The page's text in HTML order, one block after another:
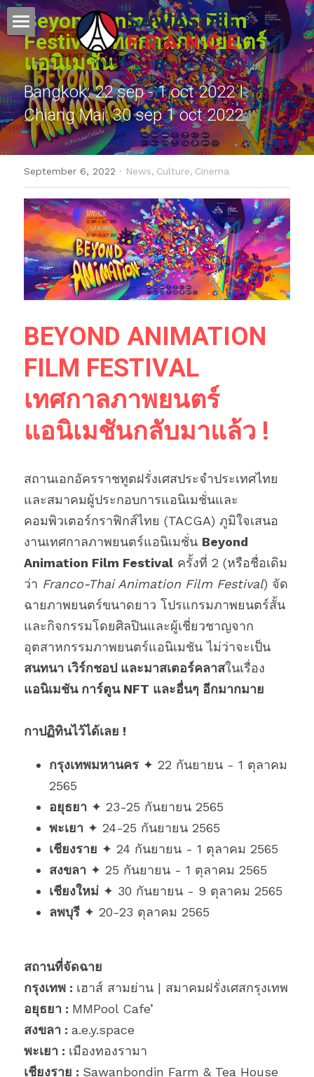
Where France and Thailand meet!
Home - หน้าหลัก
Culture - วัฒนธรรม
Français - ภาษาฝรั่งเศส
Science&Education - วิทยาศาสตร์
Press & Partners
POWERED BY
Beyond Animation Film
Festival เทศกาลภาพยนตร์
แอนิเมชั่น
Bangkok: 22 sep - 1 oct 2022 I
Chiang Mai: 30 sep 1 oct 2022
September 6, 2022 · News, Culture, Cinema
BEYOND ANIMATION
FILM FESTIVAL
เทศกาลภาพยนตร์
แอนิเมชันกลับมาแล้ว !
สถานเอกอัครราชทูตฝรั่งเศสประจำประเทศไทย
และสมาคมผู้ประกอบการแอนิเมชั่นและ
คอมพิวเตอร์กราฟิกส์ไทย (TACGA) ภูมิใจเสนอ
งานเทศกาลภาพยนตร์แอนิเมชั่น Beyond
Animation Film Festival ครั้งที่ 2 (หรือชื่อเดิม
ว่า Franco-Thai Animation Film Festival) จัด
ฉายภาพยนตร์ขนาดยาว โปรแกรมภาพยนตร์สั้น
และกิจกรรมโดยศิลปินและผู้เชี่ยวชาญจาก
สนทนา เวิร์กชอป และมาสเตอร์คลาสในเรื่อง
แอนิเมชัน การ์ตูน NFT และอื่นๆ อีกมากมาย
กาปฏิทินไว้ได้เลย !
กรุงเทพมหานคร ✦ 22 กันยายน - 1 ตุลาคม
2565
อยุธยา ✦ 23-25 กันยายน 2565
พะเยา ✦ 24-25 กันยายน 2565
เชียงราย ✦ 24 กันยายน - 1 ตุลาคม 2565
สงขลา ✦ 25 กันยายน - 1 ตุลาคม 2565
เชียงใหม่ ✦ 30 กันยายน - 9 ตุลาคม 2565
ลพบุรี ✦ 20-23 ตุลาคม 2565
สถานที่จัดฉาย
กรุงเทพ : เฮาส์ สามย่าน | สมาคมฝรั่งเศสกรุงเทพ
อยุธยา : MMPool Cafe’
สงขลา : a.e.y.space
พะเยา : เมืองทองรามา
เชียงราย : Sawanbondin Farm & Tea House